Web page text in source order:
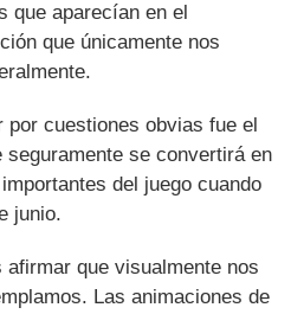
que aparecían en el
que únicamente nos
por cuestiones obvias fue el
seguramente se convertirá en
del juego cuando
junio.
que visualmente nos
Las animaciones de